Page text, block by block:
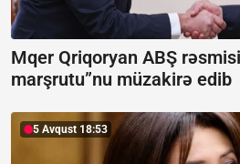
Mqer Qriqoryan ABŞ
marşrutu”nu müzakirə edib
5 Avqust 18:53